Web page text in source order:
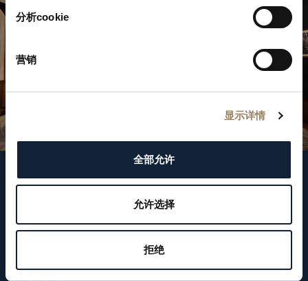
分析cookie
营销
显示详情
全部允许
允许选择
拒绝
關注我們
WeChat ID
Breguet_China